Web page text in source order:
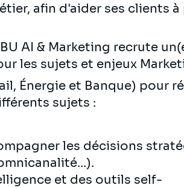
afin d'aider ses clients
AI & Marketing recrute
les sujets et enjeux
Énergie et Banque) pour
sujets :
les décisions
et des outils self-